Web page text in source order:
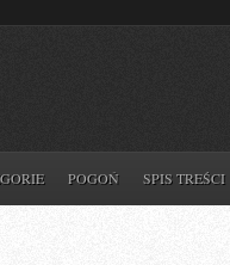
POGOŃ SPIS TREŚCI